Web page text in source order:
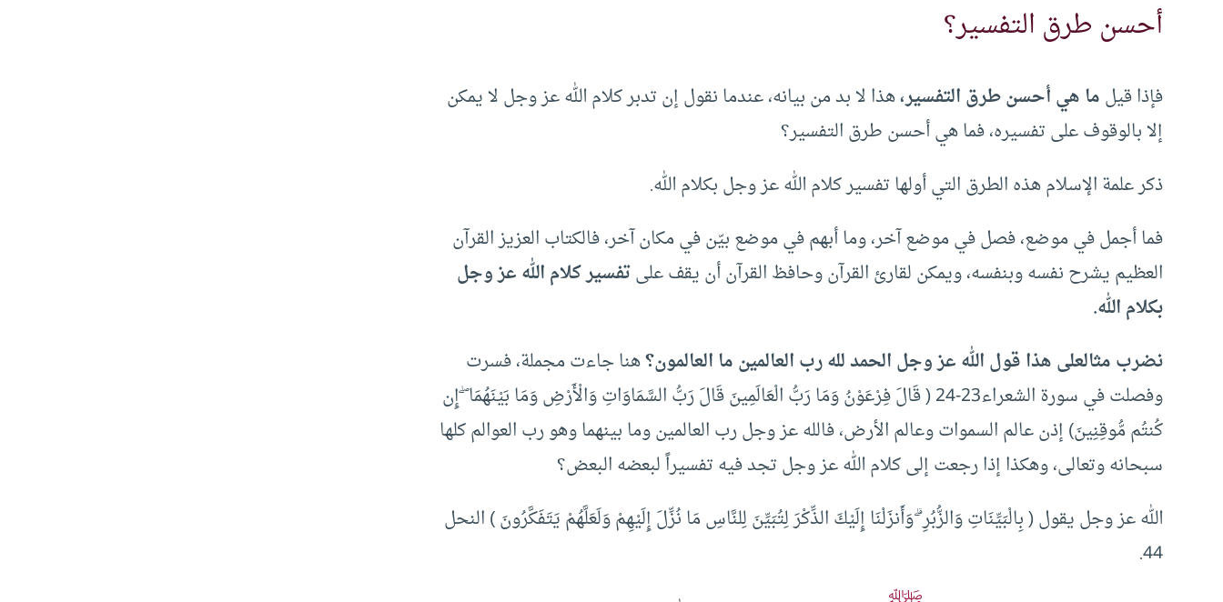
أحسن طرق التفسير؟
فإذا قيلما هي أحسن طرق التفسير،هذا لا بد من بيانه، عندما نقول إن تدبر كلام الله عز وجل لا يمكن
إلا بالوقوف على تفسيره، فما هي أحسن طرق التفسير؟
ذكر علمة الإسلام هذه الطرق التي أولها تفسير كلام الله عز وجل بكلام الله.
فما أجمل في موضع، فصل في موضع آخر، وما أبهم في موضع بيّن في مكان آخر، فالكتاب العزيز القرآن
العظيم يشرح نفسه وبنفسه، ويمكن لقارئ القرآن وحافظ القرآن أن يقف علىتفسير كلام الله عز وجل
بكلام الله.
نضرب مثالعلى هذا قول الله عز وجل الحمد لله رب العالمين ما العالمون؟هنا جاءت مجملة، فسرت
وفصلت في سورة الشعراء23-24 ( قَالَ فِرْعَوْنُ وَمَا رَبُّ الْعَالَمِينَ قَالَ رَبُّ السَّمَاوَاتِ وَالْأَرْضِ وَمَا بَيْنَهُمَا ۖ إِن
كُنتُم مُّوقِنِينَ) إذن عالم السموات وعالم الأرض، فالله عز وجل رب العالمين وما بينهما وهو رب العوالم كلها
سبحانه وتعالى، وهكذا إذا رجعت إلى كلام الله عز وجل تجد فيه تفسيراً لبعضه البعض؟
الله عز وجل يقول ( بِالْبَيِّنَاتِ وَالزُّبُرِ ۗ وَأَنزَلْنَا إِلَيْكَ الذِّكْرَ لِتُبَيِّنَ لِلنَّاسِ مَا نُزِّلَ إِلَيْهِمْ وَلَعَلَّهُمْ يَتَفَكَّرُونَ ) النحل
44.